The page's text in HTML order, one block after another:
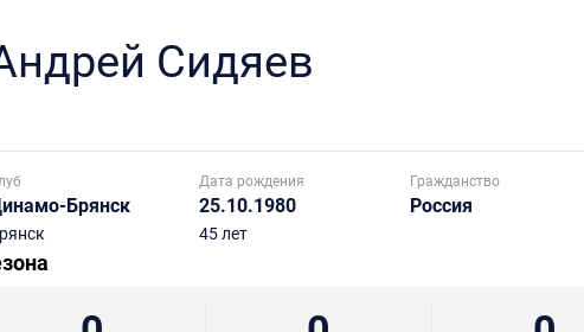
Сидяев
Брянск
Дата рождения
25.10.1980
45 лет
Гражданство
Россия